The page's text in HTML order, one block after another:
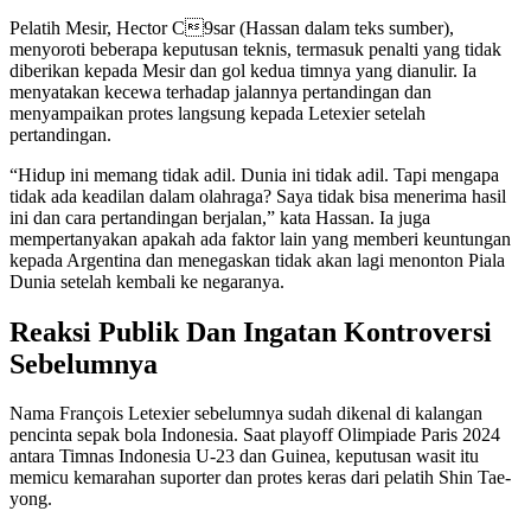
Pelatih Mesir, Hector C9sar (Hassan dalam teks sumber),
menyoroti beberapa keputusan teknis, termasuk penalti yang tidak
diberikan kepada Mesir dan gol kedua timnya yang dianulir. Ia
menyatakan kecewa terhadap jalannya pertandingan dan
menyampaikan protes langsung kepada Letexier setelah
pertandingan.
“Hidup ini memang tidak adil. Dunia ini tidak adil. Tapi mengapa
tidak ada keadilan dalam olahraga? Saya tidak bisa menerima hasil
ini dan cara pertandingan berjalan,” kata Hassan. Ia juga
mempertanyakan apakah ada faktor lain yang memberi keuntungan
kepada Argentina dan menegaskan tidak akan lagi menonton Piala
Dunia setelah kembali ke negaranya.
Reaksi Publik Dan Ingatan Kontroversi
Sebelumnya
Nama François Letexier sebelumnya sudah dikenal di kalangan
pencinta sepak bola Indonesia. Saat playoff Olimpiade Paris 2024
antara Timnas Indonesia U-23 dan Guinea, keputusan wasit itu
memicu kemarahan suporter dan protes keras dari pelatih Shin Tae-
yong.